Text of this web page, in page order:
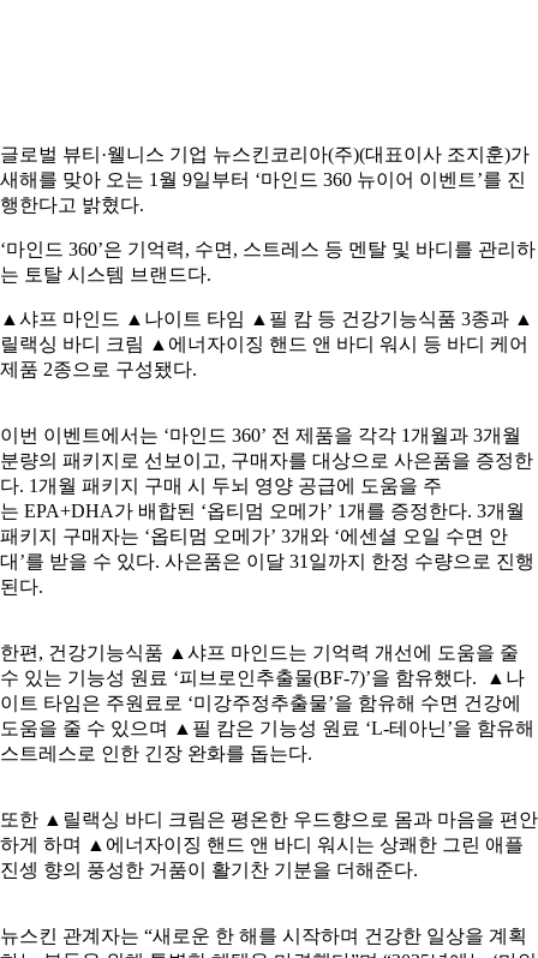
글로벌 뷰티·웰니스 기업 뉴스킨코리아(주)(대표이사 조지훈)가
새해를 맞아 오는 1월 9일부터 ‘마인드 360 뉴이어 이벤트’를 진
행한다고 밝혔다.
‘마인드 360’은 기억력, 수면, 스트레스 등 멘탈 및 바디를 관리하
는 토탈 시스템 브랜드다.
▲샤프 마인드 ▲나이트 타임 ▲필 캄 등 건강기능식품 3종과 ▲
릴랙싱 바디 크림 ▲에너자이징 핸드 앤 바디 워시 등 바디 케어
제품 2종으로 구성됐다.
이번 이벤트에서는 ‘마인드 360’ 전 제품을 각각 1개월과 3개월
분량의 패키지로 선보이고, 구매자를 대상으로 사은품을 증정한
다. 1개월 패키지 구매 시 두뇌 영양 공급에 도움을 주
는 EPA+DHA가 배합된 ‘옵티멈 오메가’ 1개를 증정한다. 3개월
패키지 구매자는 ‘옵티멈 오메가’ 3개와 ‘에센셜 오일 수면 안
대’를 받을 수 있다. 사은품은 이달 31일까지 한정 수량으로 진행
된다.
한편, 건강기능식품 ▲샤프 마인드는 기억력 개선에 도움을 줄
수 있는 기능성 원료 ‘피브로인추출물(BF-7)’을 함유했다. ▲나
이트 타임은 주원료로 ‘미강주정추출물’을 함유해 수면 건강에
도움을 줄 수 있으며 ▲필 캄은 기능성 원료 ‘L-테아닌’을 함유해
스트레스로 인한 긴장 완화를 돕는다.
또한 ▲릴랙싱 바디 크림은 평온한 우드향으로 몸과 마음을 편안
하게 하며 ▲에너자이징 핸드 앤 바디 워시는 상쾌한 그린 애플
진셍 향의 풍성한 거품이 활기찬 기분을 더해준다.
뉴스킨 관계자는 “새로운 한 해를 시작하며 건강한 일상을 계획